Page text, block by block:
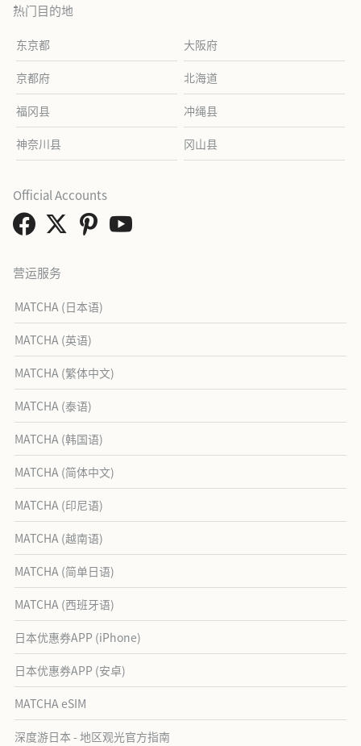
热门目的地
东京都 大阪府
京都府 北海道
福冈县 冲绳县
神奈川县 冈山县
营运服务
MATCHA (日本语)
MATCHA (英语)
MATCHA (繁体中文)
MATCHA (泰语)
MATCHA (韩国语)
MATCHA (简体中文)
MATCHA (印尼语)
MATCHA (越南语)
MATCHA (简单日语)
MATCHA (西班牙语)
日本优惠券APP (iPhone)
日本优惠券APP (安卓)
MATCHA eSIM
深度游日本 - 地区观光官方指南
Official Accounts